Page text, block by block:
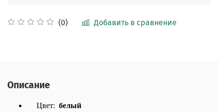
(0) Добавить в сравнение
Описание
Цвет: белый